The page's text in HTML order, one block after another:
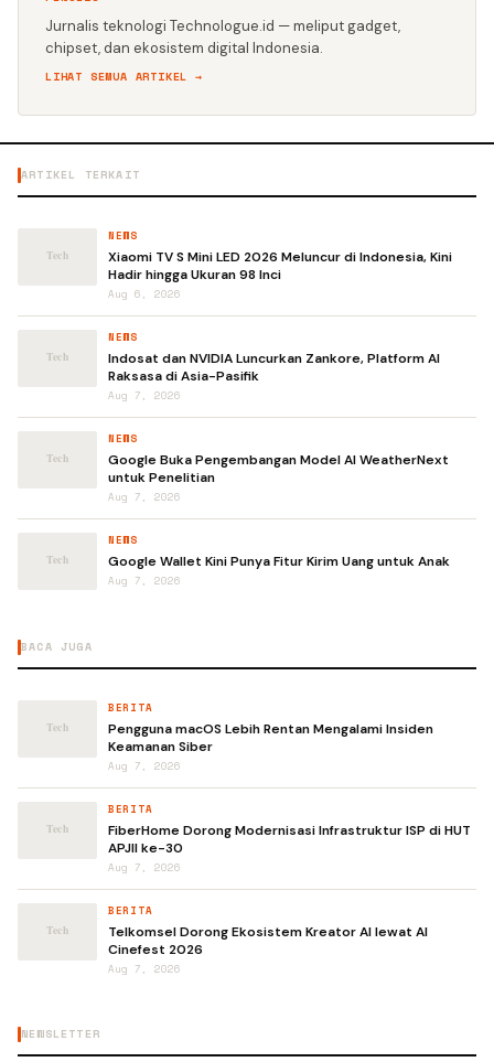
Jurnalis teknologi Technologue.id — meliput gadget,
chipset, dan ekosistem digital Indonesia.
LIHAT SEMUA ARTIKEL →
ARTIKEL TERKAIT
NEWS
Xiaomi TV S Mini LED 2026 Meluncur di Indonesia, Kini
Hadir hingga Ukuran 98 Inci
Aug 6, 2026
NEWS
Indosat dan NVIDIA Luncurkan Zankore, Platform AI
Raksasa di Asia-Pasifik
Aug 7, 2026
NEWS
Google Buka Pengembangan Model AI WeatherNext
untuk Penelitian
Aug 7, 2026
NEWS
Google Wallet Kini Punya Fitur Kirim Uang untuk Anak
Aug 7, 2026
BACA JUGA
BERITA
Pengguna macOS Lebih Rentan Mengalami Insiden
Keamanan Siber
Aug 7, 2026
BERITA
FiberHome Dorong Modernisasi Infrastruktur ISP di HUT
APJII ke-30
Aug 7, 2026
BERITA
Telkomsel Dorong Ekosistem Kreator AI lewat AI
Cinefest 2026
Aug 7, 2026
NEWSLETTER